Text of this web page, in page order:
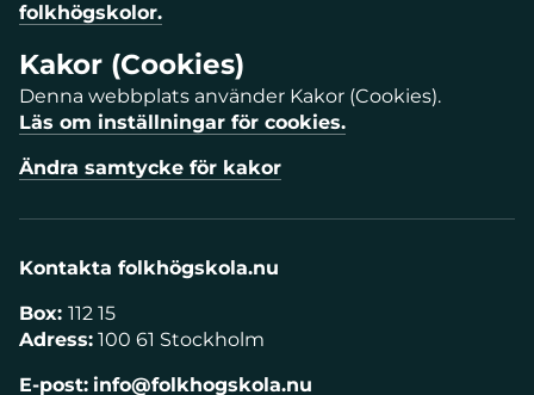
folkhögskolor.
Kakor (Cookies)
Denna webbplats använder Kakor (Cookies).
Läs om inställningar för cookies.
Ändra samtycke för kakor
Kontakta folkhögskola.nu
Box: 112 15
Adress: 100 61 Stockholm
E-post: info@folkhogskola.nu